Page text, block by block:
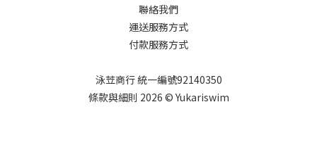
聯絡我們
運送服務方式
付款服務方式
泳苙商行 統一編號92140350
條款與細則 2026 © Yukariswim